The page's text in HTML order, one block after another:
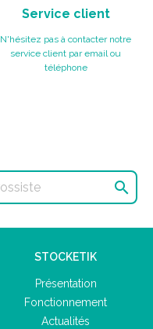
Service client
N'hésitez pas à contacter notre
service client par email ou
téléphone

STOCKETIK
Présentation
Fonctionnement
Actualités